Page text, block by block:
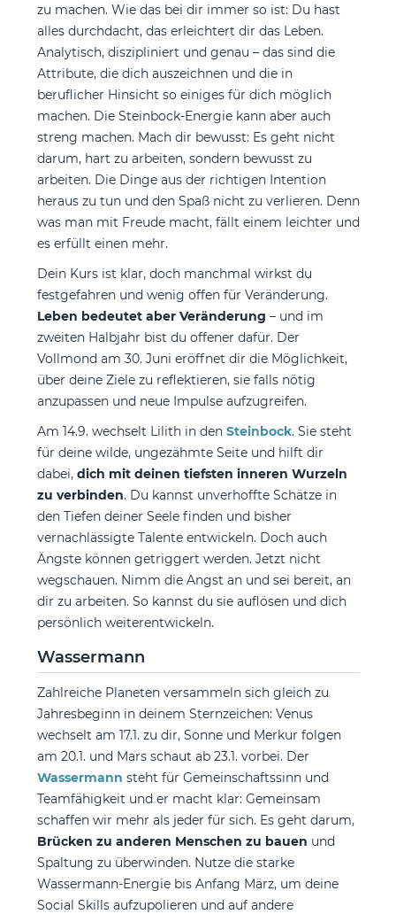
zu machen. Wie das bei dir immer so ist: Du hast
alles durchdacht, das erleichtert dir das Leben.
Analytisch, diszipliniert und genau – das sind die
Attribute, die dich auszeichnen und die in
beruflicher Hinsicht so einiges für dich möglich
machen. Die Steinbock-Energie kann aber auch
streng machen. Mach dir bewusst: Es geht nicht
darum, hart zu arbeiten, sondern bewusst zu
arbeiten. Die Dinge aus der richtigen Intention
heraus zu tun und den Spaß nicht zu verlieren. Denn
was man mit Freude macht, fällt einem leichter und
es erfüllt einen mehr.
Dein Kurs ist klar, doch manchmal wirkst du
festgefahren und wenig offen für Veränderung.
Leben bedeutet aber Veränderung – und im
zweiten Halbjahr bist du offener dafür. Der
Vollmond am 30. Juni eröffnet dir die Möglichkeit,
über deine Ziele zu reflektieren, sie falls nötig
anzupassen und neue Impulse aufzugreifen.
Am 14.9. wechselt Lilith in den Steinbock. Sie steht
für deine wilde, ungezähmte Seite und hilft dir
dabei, dich mit deinen tiefsten inneren Wurzeln
zu verbinden. Du kannst unverhoffte Schätze in
den Tiefen deiner Seele finden und bisher
vernachlässigte Talente entwickeln. Doch auch
Ängste können getriggert werden. Jetzt nicht
wegschauen. Nimm die Angst an und sei bereit, an
dir zu arbeiten. So kannst du sie auflösen und dich
persönlich weiterentwickeln.
Wassermann
Zahlreiche Planeten versammeln sich gleich zu
Jahresbeginn in deinem Sternzeichen: Venus
wechselt am 17.1. zu dir, Sonne und Merkur folgen
am 20.1. und Mars schaut ab 23.1. vorbei. Der
Wassermann steht für Gemeinschaftssinn und
Teamfähigkeit und er macht klar: Gemeinsam
schaffen wir mehr als jeder für sich. Es geht darum,
Brücken zu anderen Menschen zu bauen und
Spaltung zu überwinden. Nutze die starke
Wassermann-Energie bis Anfang März, um deine
Social Skills aufzupolieren und auf andere